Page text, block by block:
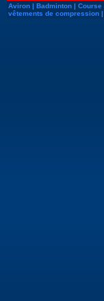
Aviron | Badminton | Course
vêtements de compression |